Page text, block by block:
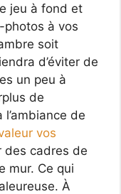
jeu à fond et
à vos
soit
d’éviter de
un peu à
de
de
vos
des cadres de
mur. Ce qui
À